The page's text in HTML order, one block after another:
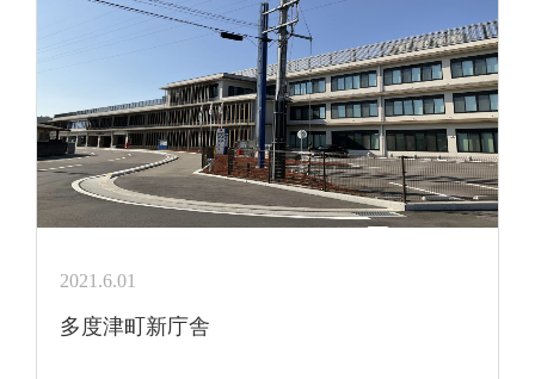
2021.6.01
多度津町新庁舎